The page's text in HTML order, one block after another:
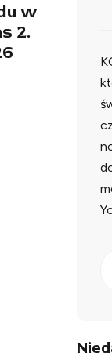
w
2.